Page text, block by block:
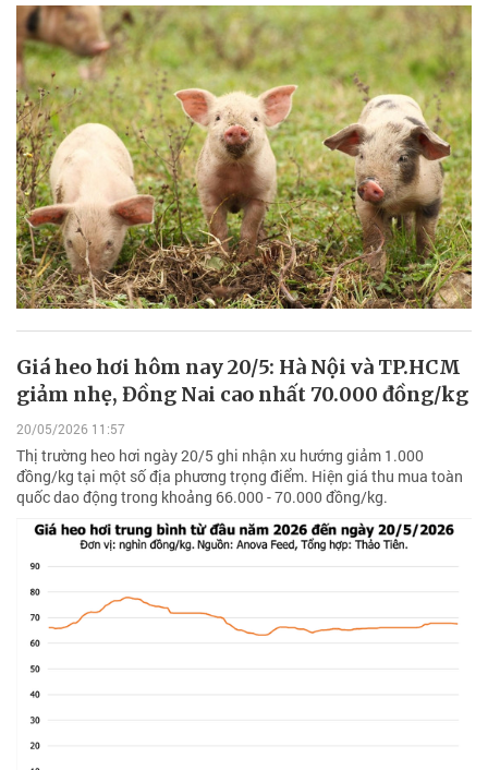
Giá heo hơi hôm nay 20/5: Hà Nội và TP.HCM
giảm nhẹ, Đồng Nai cao nhất 70.000 đồng/kg
20/05/2026 11:57
Thị trường heo hơi ngày 20/5 ghi nhận xu hướng giảm 1.000
đồng/kg tại một số địa phương trọng điểm. Hiện giá thu mua toàn
quốc dao động trong khoảng 66.000 - 70.000 đồng/kg.